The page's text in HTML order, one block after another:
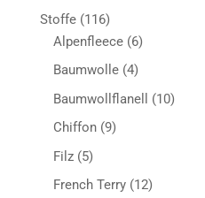
Stoffe 116116
Produkte
Alpenfleece 66
Produkte
Baumwolle 44
Produkte
Baumwollflanell 1010
Chiffon 99
Filz 55
Produkte
French Terry 1212